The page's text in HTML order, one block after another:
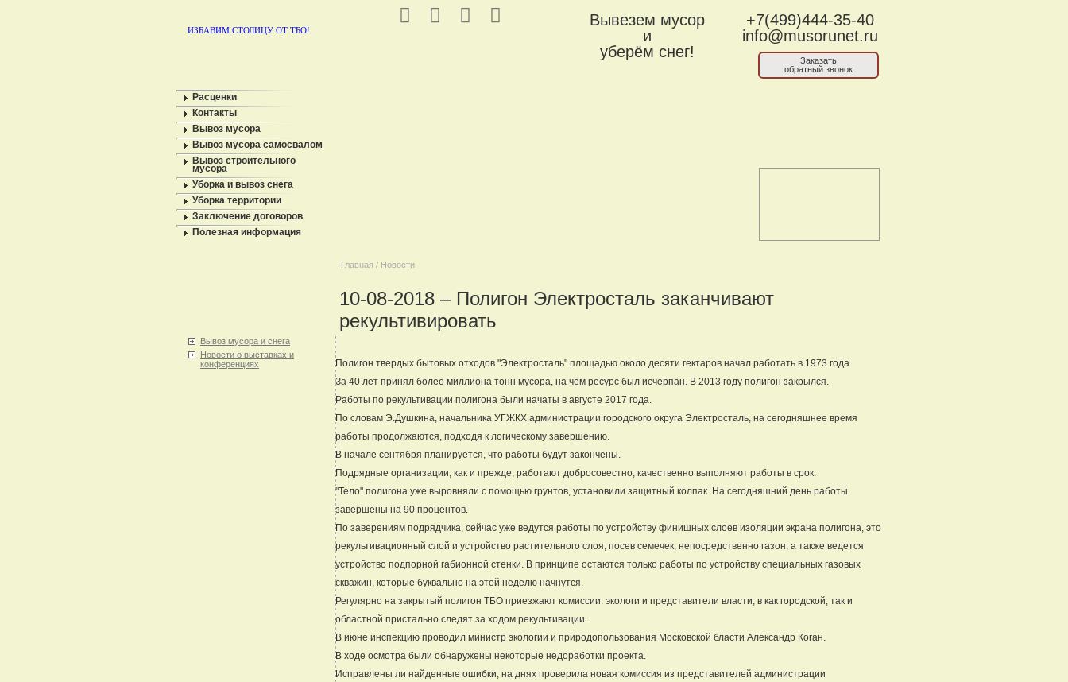
ИЗБАВИМ СТОЛИЦУ ОТ ТБО!
Вывезем мусор
и
уберём снег!
+7(499)444-35-40
info@musorunet.ru
Заказать
обратный звонок
Расценки
Контакты
Вывоз мусора
Вывоз мусора самосвалом
Вывоз строительного
мусора
Уборка и вывоз снега
Уборка территории
Заключение договоров
Полезная информация
Главная / Новости
10-08-2018 – Полигон Электросталь заканчивают
рекультивировать
Вывоз мусора и снега
Новости о выставках и
конференциях
Полигон твердых бытовых отходов "Электросталь" площадью около десяти гектаров начал работать в 1973 года.
За 40 лет принял более миллиона тонн мусора, на чём ресурс был исчерпан. В 2013 году полигон закрылся.
Работы по рекультивации полигона были начаты в августе 2017 года.
По словам Э.Душкина, начальника УГЖКХ администрации городского округа Электросталь, на сегодняшнее время
работы продолжаются, подходя к логическому завершению.
В начале сентября планируется, что работы будут закончены.
Подрядные организации, как и прежде, работают добросовестно, качественно выполняют работы в срок.
"Тело" полигона уже выровняли с помощью грунтов, установили защитный колпак. На сегодняшний день работы
завершены на 90 процентов.
По заверениям подрядчика, сейчас уже ведутся работы по устройству финишных слоев изоляции экрана полигона, это
рекультивационный слой и устройство растительного слоя, посев семечек, непосредственно газон, а также ведется
устройство подпорной габионной стенки. В принципе остаются только работы по устройству специальных газовых
скважин, которые буквально на этой неделю начнутся.
Регулярно на закрытый полигон ТБО приезжают комиссии: экологи и представители власти, в как городской, так и
областной пристально следят за ходом рекультивации.
В июне инспекцию проводил министр экологии и природопользования Московской бласти Александр Коган.
В ходе осмотра были обнаружены некоторые недоработки проекта.
Исправлены ли найденные ошибки, на днях проверила новая комиссия из представителей администрации